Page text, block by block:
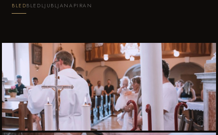
BLEDBLED LJUBLJANA PIRAN